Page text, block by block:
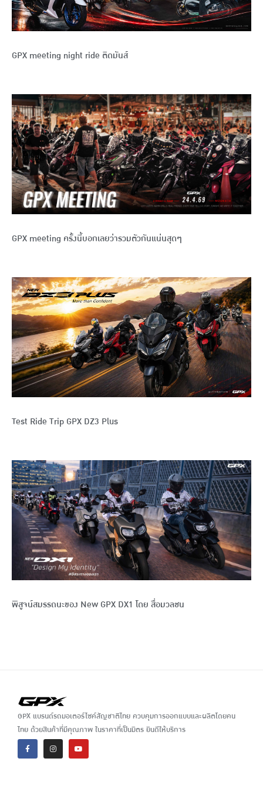
GPX meeting night ride ติดมันส์
GPX meeting ครั้งนี้บอกเลยว่ารวมตัวกันแน่นสุดๆ
Test Ride Trip GPX DZ3 Plus
พิสูจน์สมรรถนะของ New GPX DX1 โดย สื่อมวลชน
GPX แบรนด์รถมอเตอร์ไซค์สัญชาติไทย ควบคุมการออกแบบและผลิตโดยคน
ไทย ด้วยสินค้าที่มีคุณภาพ ในราคาที่เป็นมิตร ยินดีให้บริการ